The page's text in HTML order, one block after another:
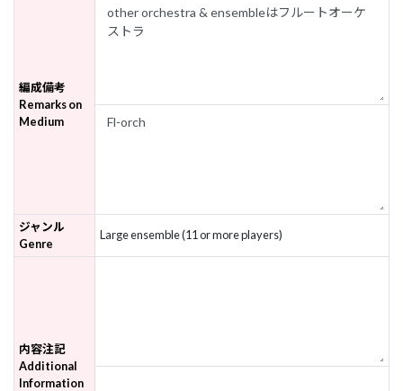
編成備考
Remarks on
Medium
ジャンル
Genre
Large ensemble (11 or more players)
内容注記
Additional
Information